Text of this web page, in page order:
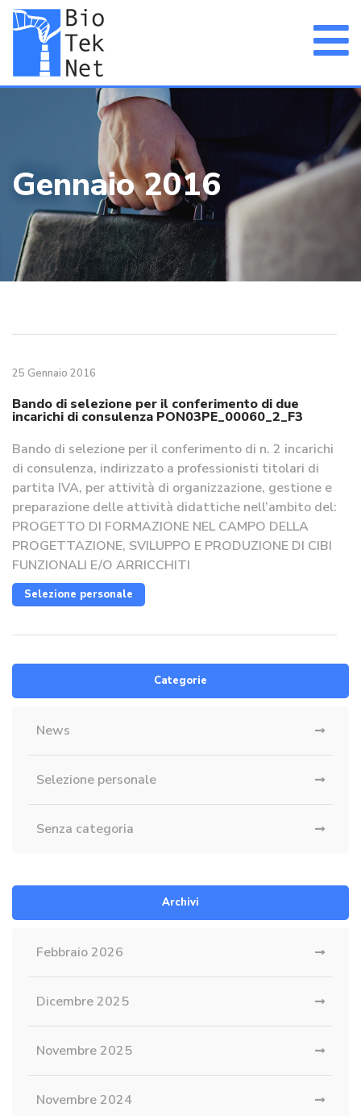
Gennaio 2016
25 Gennaio 2016
Bando di selezione per il conferimento di due
incarichi di consulenza PON03PE_00060_2_F3
Bando di selezione per il conferimento di n. 2 incarichi
di consulenza, indirizzato a professionisti titolari di
partita IVA, per attività di organizzazione, gestione e
preparazione delle attività didattiche nell’ambito del:
PROGETTO DI FORMAZIONE NEL CAMPO DELLA
PROGETTAZIONE, SVILUPPO E PRODUZIONE DI CIBI
FUNZIONALI E/O ARRICCHITI
Selezione personale
Categorie
News
Selezione personale
Senza categoria
Archivi
Febbraio 2026
Dicembre 2025
Novembre 2025
Novembre 2024